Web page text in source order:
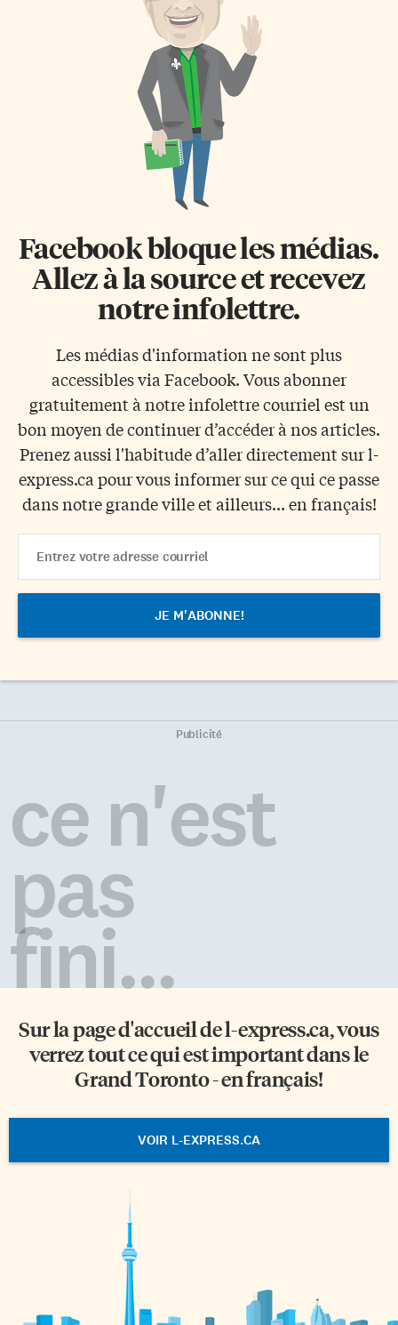
Facebook bloque les médias.
Allez à la source et recevez
notre infolettre.
Les médias d'information ne sont plus
accessibles via Facebook. Vous abonner
gratuitement à notre infolettre courriel est un
bon moyen de continuer d’accéder à nos articles.
Prenez aussi l'habitude d’aller directement sur l-
express.ca pour vous informer sur ce qui ce passe
dans notre grande ville et ailleurs... en français!
Address
Publicité
ce n'est
pas
fini...
Sur la page d'accueil del-express.ca, vous
verrez tout ce qui est important dans le
Grand Toronto - en français!
VOIR L-EXPRESS.CA